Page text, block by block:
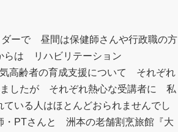
ーで 昼間は保健師さんや行政職の方
らは リハビリテーション
高齢者の育成支援について それぞれ
したが それぞれ熱心な受講者に 私
いる人はほとんどおられませんでし
PTさんと 洲本の老舗割烹旅館『大